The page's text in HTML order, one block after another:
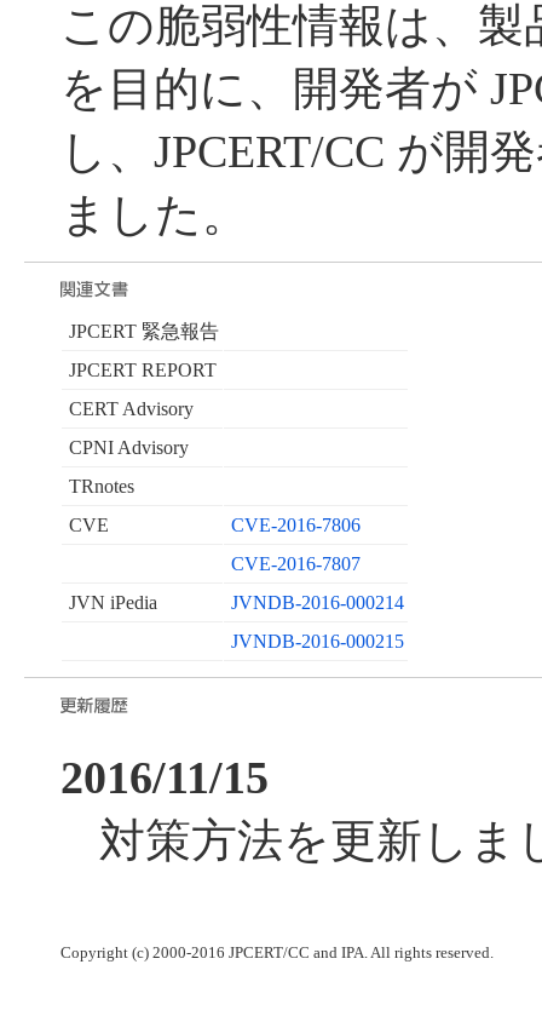
この脆弱性情報は、
を目的に、開発者が
し、JPCERT/CC が開
ました。
JPCERT 緊急報告
JPCERT REPORT
CERT Advisory
CPNI Advisory
TRnotes
CVE
CVE-2016-7806
CVE-2016-7807
JVN iPedia
JVNDB-2016-000214
JVNDB-2016-000215
2016/11/15
対策方法を更新しま
Copyright (c) 2000-2016 JPCERT/CC and IPA. All rights reserved.